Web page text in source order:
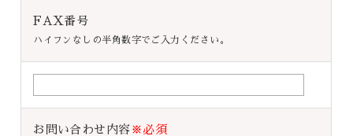
FAX番号
ハイフンなしの半角数字でご入力ください。
お問い合わせ内容 ※必須